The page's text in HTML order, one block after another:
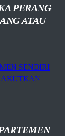
PERANG
ATAU